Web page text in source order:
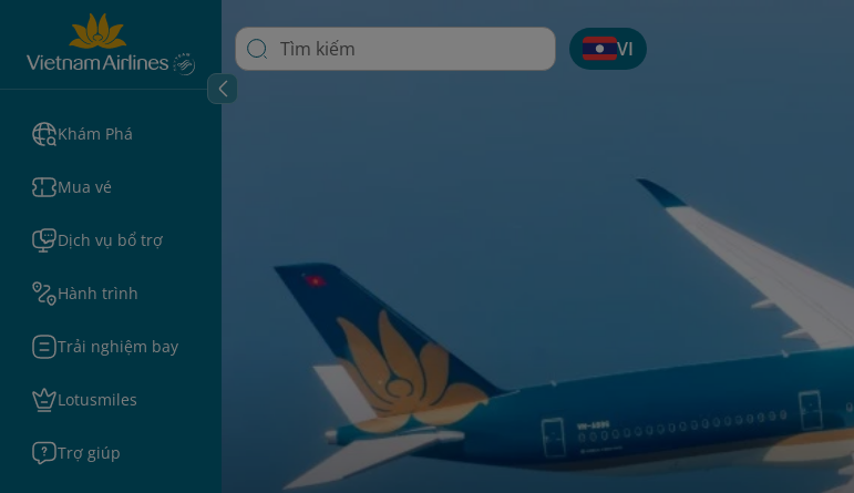
Khám Phá
Mua vé
Dịch vụ bổ trợ
Hành trình
Trải nghiệm bay
Lotusmiles
Trợ giúp
VI